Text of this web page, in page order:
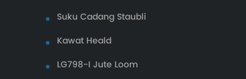
Suku Cadang Staubli
Kawat Heald
LG798-I Jute Loom